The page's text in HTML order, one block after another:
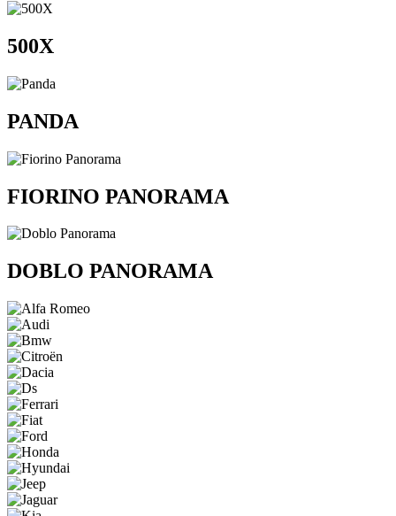
500X
PANDA
FIORINO PANORAMA
DOBLO PANORAMA